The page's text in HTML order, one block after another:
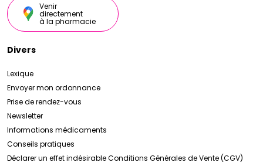
Venir
directement
à la pharmacie
Divers
Lexique
Envoyer mon ordonnance
Prise de rendez-vous
Newsletter
Informations médicaments
Conseils pratiques
Déclarer un effet indésirableConditions Générales de Vente (CGV)